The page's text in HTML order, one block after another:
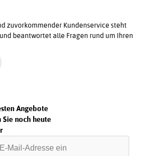
zuvorkommender Kundenservice steht
beantwortet alle Fragen rund um Ihren
Angebote
Sie noch heute